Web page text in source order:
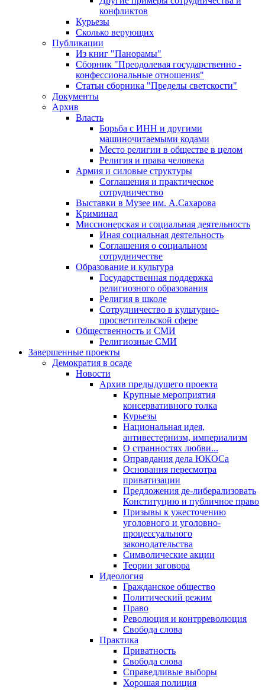
конфликтов
Курьезы
Сколько верующих
Публикации
Из книг "Панорамы"
Сборник "Преодолевая государственно -
конфессиональные отношения"
Статьи сборника "Пределы светскости"
Документы
Архив
Власть
Борьба с ИНН и другими
машиночитаемыми кодами
Место религии в обществе в целом
Религия и права человека
Армия и силовые структуры
Соглашения и практическое
сотрудничество
Выставки в Музее им. А.Сахарова
Криминал
Миссионерская и социальная деятельность
Иная социальная деятельность
Соглашения о социальном
сотрудничестве
Образование и культура
Государственная поддержка
религиозного образования
Религия в школе
Сотрудничество в культурно-
просветительской сфере
Общественность и СМИ
Религиозные СМИ
Завершенные проекты
Демократия в осаде
Новости
Архив предыдущего проекта
Крупные мероприятия
консервативного толка
Курьезы
Национальная идея,
антивестернизм, империализм
О странностях любви...
Оправдания дела ЮКОСа
Основания пересмотра
приватизации
Предложения де-либерализовать
Конституцию и публичное право
Призывы к ужесточению
уголовного и уголовно-
процессуального
законодательства
Символические акции
Теории заговора
Идеология
Гражданское общество
Политический режим
Право
Революция и контрреволюция
Свобода слова
Практика
Приватность
Свобода слова
Справедливые выборы
Хорошая полиция